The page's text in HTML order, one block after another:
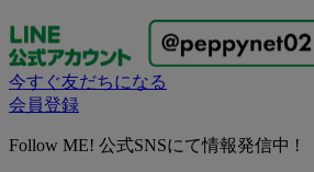
今すぐ友だちになる
会員登録
Follow ME! 公式SNSにて情報発信中 !